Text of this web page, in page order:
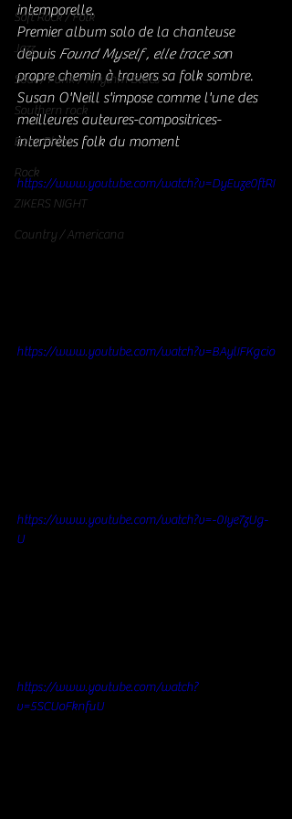
Soft Rock / Folk
Jazz
Soul / Funk / Rhythm Blues
Southern rock
Bons Plans
Rock
ZIKERS NIGHT
Country / Americana
intemporelle.
Premier album solo de la chanteuse
depuis Found Myself , elle trace son
propre chemin à travers sa folk sombre.
Susan O'Neill s'impose comme l'une des
meilleures auteures-compositrices-
interprètes folk du moment
https://www.youtube.com/watch?v=DyEuze0ftRI
https://www.youtube.com/watch?v=BAylIFKgcio
https://www.youtube.com/watch?v=-0Iye7zUg-
U
https://www.youtube.com/watch?
v=5SCUoFknfuU